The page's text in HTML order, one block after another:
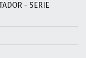
- SERIE